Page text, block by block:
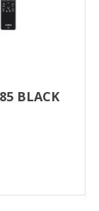
BLACK